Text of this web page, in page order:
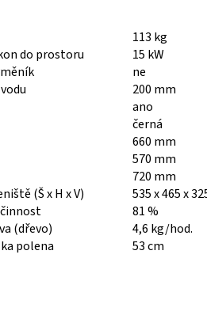
113 kg
do prostoru
15 kW
ne
200 mm
ano
černá
660 mm
570 mm
720 mm
(Š x H x V)
535 x 465 x
81 %
(dřevo)
4,6 kg/hod.
polena
53 cm